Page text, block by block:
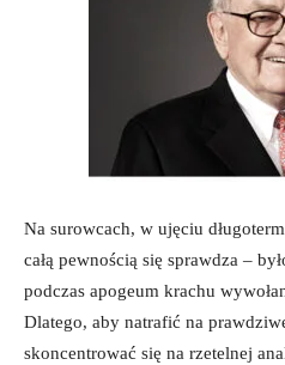
Na surowcach, w ujęciu
całą pewnością się sprawdza –
podczas apogeum krachu
Dlatego, aby natrafić na
skoncentrować się na rzetelnej